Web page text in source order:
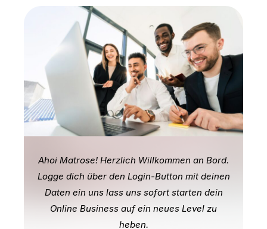
Ahoi Matrose! Herzlich Willkommen an Bord.
Logge dich über den Login-Button mit deinen
Daten ein uns lass uns sofort starten dein
Online Business auf ein neues Level zu
heben.